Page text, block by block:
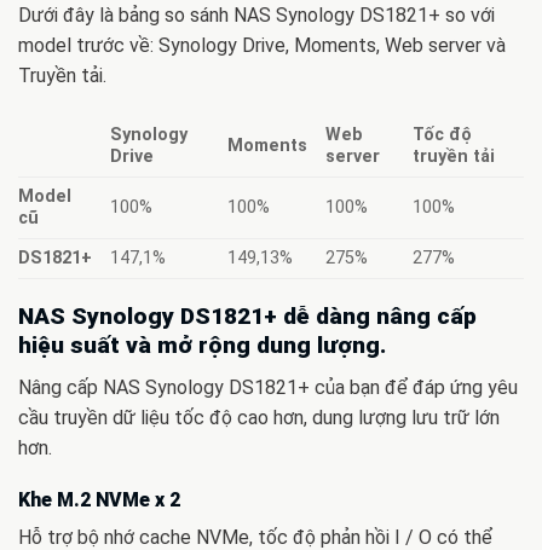
Dưới đây là bảng so sánh NAS Synology DS1821+ so với
model trước về: Synology Drive, Moments, Web server và
Truyền tải.
Synology
Drive
Moments
Web
server
Tốc độ
truyền tải
Model
cũ
100% 100% 100% 100%
DS1821+ 147,1% 149,13% 275% 277%
NAS Synology DS1821+ dễ dàng nâng cấp
hiệu suất và mở rộng dung lượng.
Nâng cấp NAS Synology DS1821+ của bạn để đáp ứng yêu
cầu truyền dữ liệu tốc độ cao hơn, dung lượng lưu trữ lớn
hơn.
Khe M.2 NVMe x 2
Hỗ trợ bộ nhớ cache NVMe, tốc độ phản hồi I / O có thể